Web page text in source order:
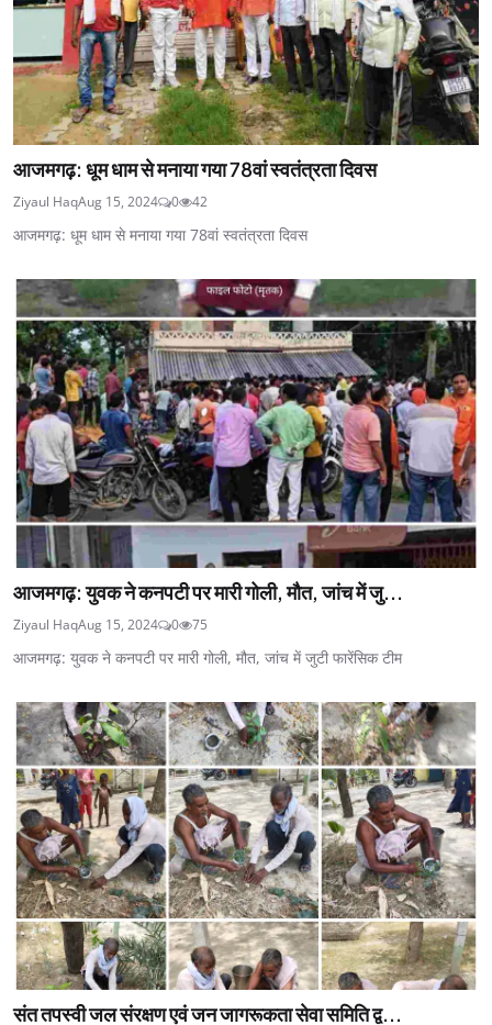
आजमगढ़: धूम धाम से मनाया गया 78वां स्वतंत्रता दिवस
Ziyaul HaqAug 15, 2024 0 42
आजमगढ़: धूम धाम से मनाया गया 78वां स्वतंत्रता दिवस
आजमगढ़: युवक ने कनपटी पर मारी गोली, मौत, जांच में जु...
Ziyaul HaqAug 15, 2024 0 75
आजमगढ़: युवक ने कनपटी पर मारी गोली, मौत, जांच में जुटी फारेंसिक टीम
संत तपस्वी जल संरक्षण एवं जन जागरूकता सेवा समिति द्व...